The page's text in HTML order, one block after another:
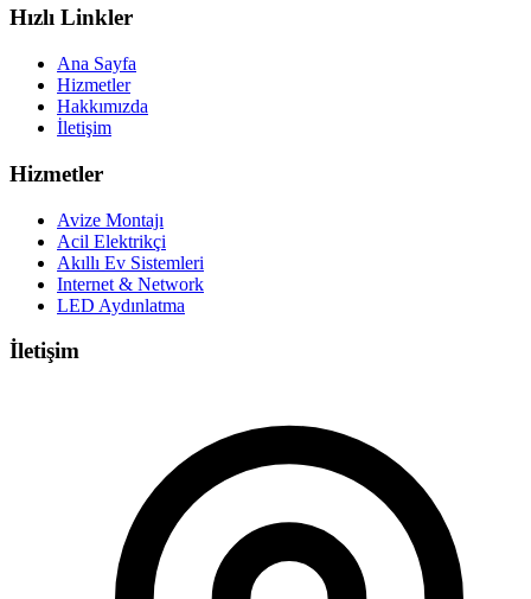
Hızlı Linkler
Ana Sayfa
Hizmetler
Hakkımızda
İletişim
Hizmetler
Avize Montajı
Acil Elektrikçi
Akıllı Ev Sistemleri
Internet & Network
LED Aydınlatma
İletişim